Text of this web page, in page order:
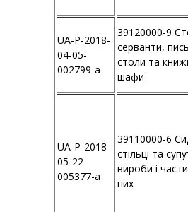
UA-P-2018-
04-05-
002799-a
39120000-9
серванти,
столи та
шафи
UA-P-2018-
05-22-
005377-a
39110000-6
стільці та
вироби і
них